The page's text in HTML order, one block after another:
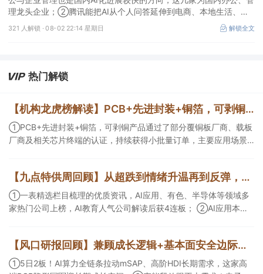
理龙头企业；②腾讯能把AI从个人问答延伸到电商、本地生活、企
业协同，并保留较强的开放生态特征，在AI智能体时代具有强竞争
力，这几家企业与腾讯业务联系紧密；③AI应用扩张会显著增加推
第三方算力租赁企业更加受益。
321 人解锁 ·08-02 22:14 星期日 解锁全文
热门解锁
【机构龙虎榜解读】PCB+先进封装+铜箔，可剥铜产品通过了部分覆铜板厂商、载板厂商及相关芯片终端的认证，持续获得小批量订单，主要应用场景包括芯片封装光模块用PCB，机构大额净买入这家公司
①PCB+先进封装+铜箔，可剥铜产品通过了部分覆铜板厂商、载板
厂商及相关芯片终端的认证，持续获得小批量订单，主要应用场景
等方面具有丰富经验，具备承接细胞与基因治疗产品商业化受托生
产的合规资质，这家公司获净买入。
【九点特供周回顾】从超跌到情绪升温再到反弹，栏目梳理AI应用题材逻辑，AI教育人气公司解读后获4连板
①一表精选栏目梳理的优质资讯，AI应用、有色、半导体等领域多
家热门公司上榜，AI教育人气公司解读后获4连板； ②AI应用本周
角前瞻产业供需情况，提及2家核心公司双双涨停。
【风口研报回顾】兼顾成长逻辑+基本面安全边际！王牌自营前瞻覆盖“pcb+MLCC+电子布”，梳理AI产业链优质标的“深坑起跳”
①5日2板！AI算力全链条拉动mSAP、高阶HDI长期需求，这家高